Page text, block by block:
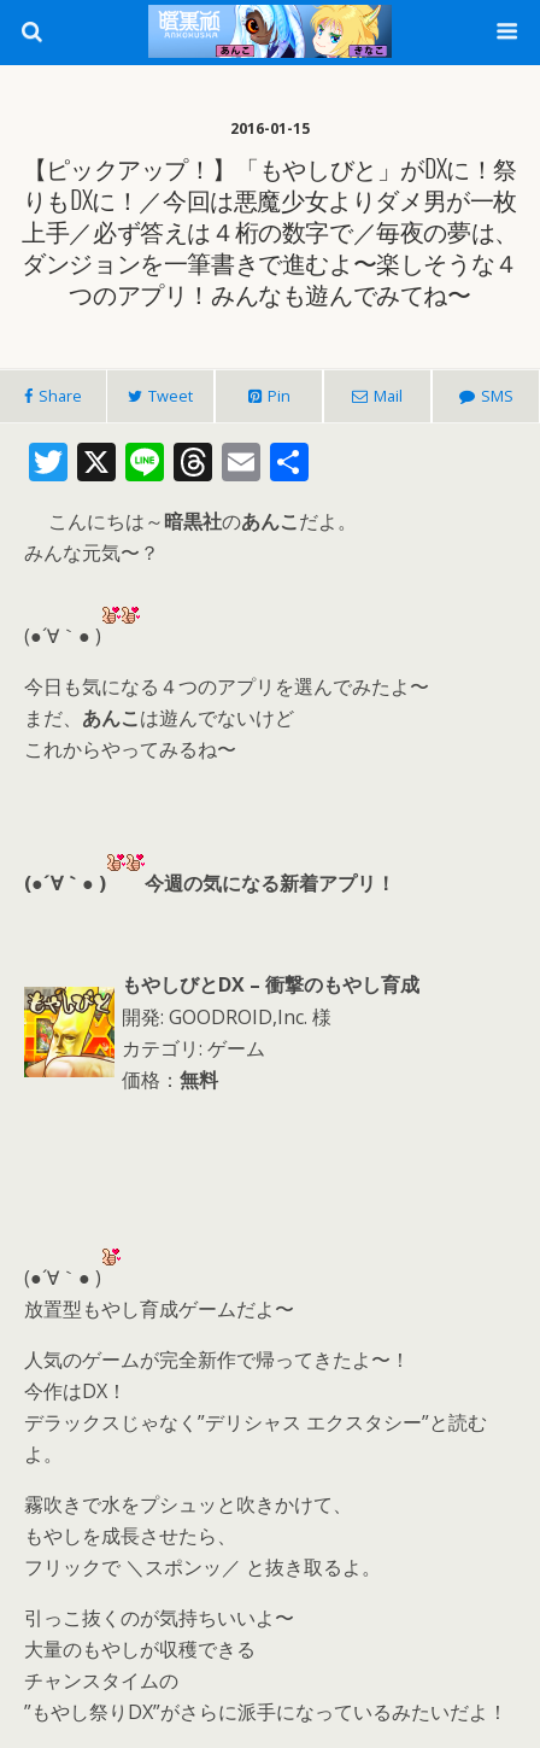
2016-01-15
【ピックアップ！】「もやしびと」がDXに！祭
りもDXに！／今回は悪魔少女よりダメ男が一枚
上手／必ず答えは４桁の数字で／毎夜の夢は、
ダンジョンを一筆書きで進むよ〜楽しそうな４
つのアプリ！みんなも遊んでみてね〜
Share Tweet Pin Mail SMS
T
w
itt
er
X Li
n
e
T
h
re
E
m
ai
有
こんにちは～暗黒社のあんこだよ。
みんな元気〜？
(●´∀｀● )
今日も気になる４つのアプリを選んでみたよ〜
まだ、 あんこは遊んでないけど
これからやってみるね〜
(●´∀｀● ) 今週の気になる新着アプリ！
もやしびとDX – 衝撃のもやし育成
開発: GOODROID,Inc. 様
カテゴリ: ゲーム
価格： 無料
(●´∀｀● )
放置型もやし育成ゲームだよ〜
人気のゲームが完全新作で帰ってきたよ〜！
今作はDX！
デラックスじゃなく”デリシャス エクスタシー”と読む
よ。
霧吹きで水をプシュッと吹きかけて、
もやしを成長させたら、
フリックで ＼スポンッ／ と抜き取るよ。
引っこ抜くのが気持ちいいよ〜
大量のもやしが収穫できる
チャンスタイムの
”もやし祭りDX”がさらに派手になっているみたいだよ！